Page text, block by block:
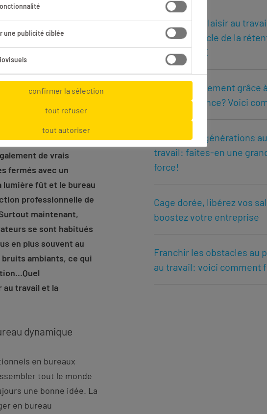
de vrais
fermés avec un
lumière fût et le bureau
professionnelle de
maintenant,
se sont habitués
en plus souvent au
ambiants, ce qui
au travail et la
dynamique
en bureaux
tout le monde
une bonne idée. La
en bureau
Le cocktail Plaisir au
recette miracle de la
pour les PME
Plus d'engagement grâce
reconnaissance? Voici
Différentes générations au
travail: faites-en une
force!
Cage dorée, libérez vos
boostez votre entreprise
Franchir les obstacles au
au travail: voici comment
une publicité ciblée
confirmer la sélection
tout refuser
tout autoriser